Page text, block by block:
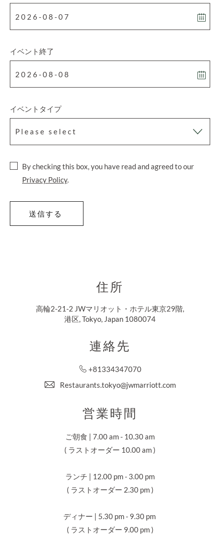
イベント終了
イベントタイプ
By checking this box, you have read and agreed to our
Privacy Policy.
送信する
住所
高輪2-21-2 JWマリオット・ホテル東京29階,
港区, Tokyo, Japan 1080074
連絡先
+81334347070
Restaurants.tokyo@jwmarriott.com
営業時間
ご朝食 | 7.00 am - 10.30 am
( ラストオーダー 10.00 am )
ランチ | 12.00 pm - 3.00 pm
( ラストオーダー 2.30 pm )
ディナー | 5.30 pm - 9.30 pm
( ラストオーダー 9.00 pm )